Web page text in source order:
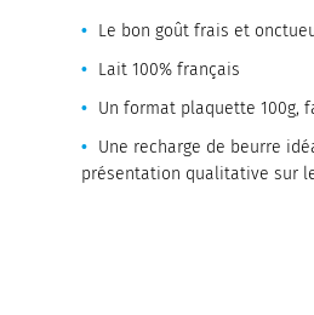
Le bon goût frais et
Lait 100% français
Un format plaquette 100g,
Une recharge de beurre
présentation qualitative sur